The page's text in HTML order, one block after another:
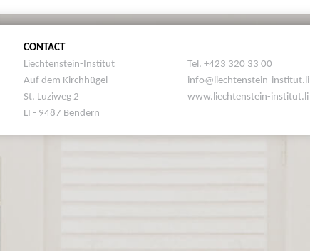
CONTACT
Liechtenstein-Institut
Auf dem Kirchhügel
St. Luziweg 2
LI - 9487 Bendern
Tel. +423 320 33 00
info@liechtenstein-institut.li
www.liechtenstein-institut.li